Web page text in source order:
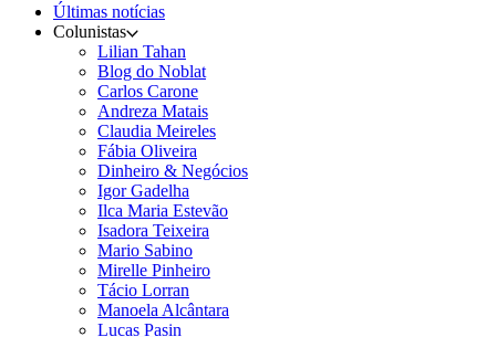
Últimas notícias
Colunistas
Lilian Tahan
Blog do Noblat
Carlos Carone
Andreza Matais
Claudia Meireles
Fábia Oliveira
Dinheiro & Negócios
Igor Gadelha
Ilca Maria Estevão
Isadora Teixeira
Mario Sabino
Mirelle Pinheiro
Tácio Lorran
Manoela Alcântara
Lucas Pasin